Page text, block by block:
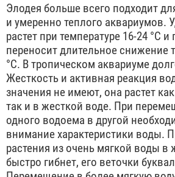
Элодея больше всего подходит
и умеренно теплого аквариумов.
растет при температуре 16-24 °С и
переносит длительное снижение
°С. В тропическом аквариуме
Жесткость и активная реакция
значения не имеют, она растет
так и в жесткой воде. При
одного водоема в другой
внимание характеристики воды.
растения из очень мягкой воды в
быстро гибнет, его веточки